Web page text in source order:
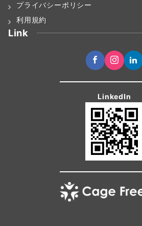
プライバシーポリシー
利用規約
Link
LinkedIn